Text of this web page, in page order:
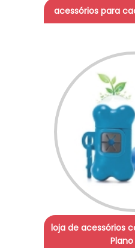
acessórios para
loja de acessórios